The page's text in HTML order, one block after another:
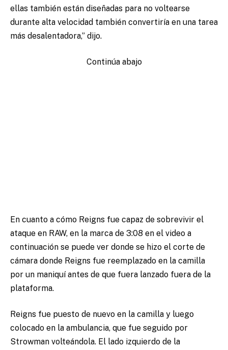
ellas también están diseñadas para no voltearse
durante alta velocidad también convertiría en una tarea
más desalentadora,” dijo.
Continúa abajo
En cuanto a cómo Reigns fue capaz de sobrevivir el
ataque en RAW, en la marca de 3:08 en el video a
continuación se puede ver donde se hizo el corte de
cámara donde Reigns fue reemplazado en la camilla
por un maniquí antes de que fuera lanzado fuera de la
plataforma.
Reigns fue puesto de nuevo en la camilla y luego
colocado en la ambulancia, que fue seguido por
Strowman volteándola. El lado izquierdo de la